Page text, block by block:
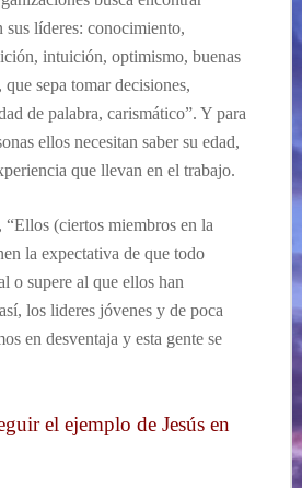
sus líderes: conocimiento,
intuición, optimismo, buenas
sepa tomar decisiones,
de palabra, carismático”. Y para
ellos necesitan saber su edad,
que llevan en el trabajo.
“Ellos (ciertos miembros en la
la expectativa de que todo
o supere al que ellos han
los lideres jóvenes y de poca
en desventaja y esta gente se
el ejemplo de Jesús en